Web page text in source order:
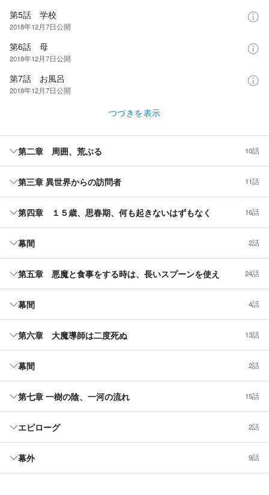
第5話 学校
2018年12月7日公開
第6話 母
2018年12月7日公開
第7話 お風呂
2018年12月7日公開
つづきを表示
第二章 周囲、荒ぶる 10話
第三章 異世界からの訪問者 11話
第四章 １５歳、思春期、何も起きないはずもなく 16話
幕間 2話
第五章 悪魔と食事をする時は、長いスプーンを使え 24話
幕間 4話
第六章 大魔導師は二度死ぬ 13話
幕間 2話
第七章 一樹の陰、一河の流れ 15話
エピローグ 2話
幕外 9話